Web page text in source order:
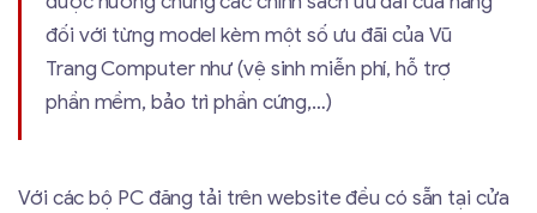
đối với từng model kèm một số ưu đãi của Vũ
Trang Computer như (vệ sinh miễn phí, hỗ trợ
phần mềm, bảo trì phần cứng,…)
Với các bộ PC đăng tải trên website đều có sẵn tại cửa